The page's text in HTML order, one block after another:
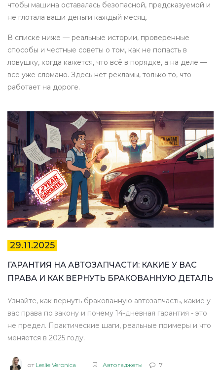
чтобы машина оставалась безопасной, предсказуемой и
не глотала ваши деньги каждый месяц.
В списке ниже — реальные истории, проверенные
способы и честные советы о том, как не попасть в
ловушку, когда кажется, что всё в порядке, а на деле —
всё уже сломано. Здесь нет рекламы, только то, что
работает на дороге.
29.11.2025
ГАРАНТИЯ НА АВТОЗАПЧАСТИ: КАКИЕ У ВАС
ПРАВА И КАК ВЕРНУТЬ БРАКОВАННУЮ ДЕТАЛЬ
Узнайте, как вернуть бракованную автозапчасть, какие у
вас права по закону и почему 14-дневная гарантия - это
не предел. Практические шаги, реальные примеры и что
меняется в 2025 году.
от Leslie Veronica Автогаджеты 7